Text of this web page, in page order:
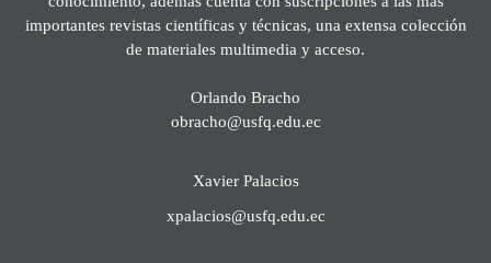
importantes revistas científicas y técnicas, una extensa colección
de materiales multimedia y acceso.
Orlando Bracho
obracho@usfq.edu.ec
Xavier Palacios
xpalacios@usfq.edu.ec